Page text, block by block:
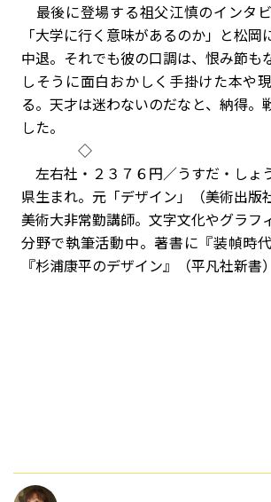
最後に登場する祖父江慎のインタビ
「大学に行く意味があるのか」と松岡
中退。それでも彼の口調は、恨み節も
しそうに面白おかしく手掛けた本や
る。天才は迷わないのだなと、納得。
した。
◇
左右社・２３７６円／うすだ・し
県生まれ。元「デザイン」（美術出版
美術大非常勤講師。文字文化やグラフ
分野で執筆活動中。著書に『装幀時
『杉浦康平のデザイン』（平凡社新書